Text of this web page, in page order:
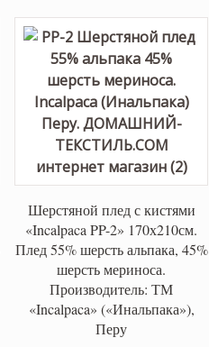
Шерстяной плед с кистями
«Incalpaca PP-2» 170х210см.
Плед 55% шерсть альпака, 45%
шерсть мериноса.
Производитель: ТМ
«Incalpaca» («Инальпака»),
Перу